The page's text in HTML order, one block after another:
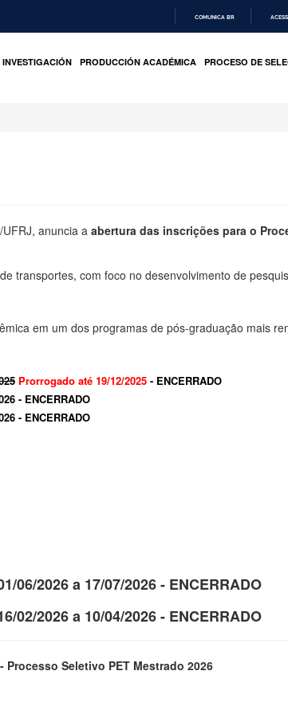
O
COMUNICA BR
PRODUCCIÓN ACADÉMICA PROCESO DE
anuncia a abertura das inscrições para o
transportes, com foco no desenvolvimento de
em um dos programas de pós-graduação mais
Prorrogado até 19/12/2025 - ENCERRADO
- ENCERRADO
- ENCERRADO
06/2026 a 17/07/2026 - ENCERRADO
02/2026 a 10/04/2026 - ENCERRADO
Seletivo PET Mestrado 2026